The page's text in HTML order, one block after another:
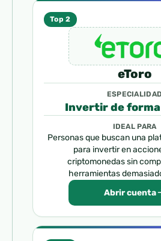
Top 2
eToro
ESPECIALIDAD
Invertir de
IDEAL PARA
Personas que buscan una
para invertir en
criptomonedas sin
herramientas
Abrir cuenta